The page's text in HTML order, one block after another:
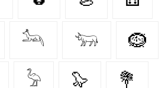
𓃢 𓃓 🪹
𓅦 🦭 💐